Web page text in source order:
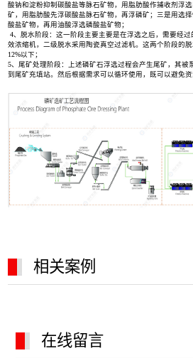
酸钠和淀粉抑制碳酸盐等脉石矿物，用脂肪酸作捕收剂浮
矿，用脂肪酸先浮碳酸盐脉石矿物，再浮磷矿；三是用选
酸盐矿物，再用油酸浮选磷酸盐矿物；
4、脱水阶段：这一阶段主要主要是在浮选之后，需要经
效浓缩机，二级脱水采用陶瓷真空过滤机。这两个阶段的
12%以下；
5、尾矿处理阶段：上述磷矿石浮选过程会产生尾矿，其被
到尾矿充填站。然后根据需求可以循环使用，既可以避免
相关案例
在线留言